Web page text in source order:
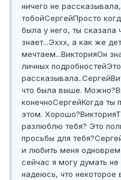
ничего не
тобойСергейПросто
была у него, ты сказала
знает...Эххх, а как же
мечтаем...ВикторияОн
личных подробностей
рассказывала..Сергей
что была выше. Можно?
конечноСергейКогда ты
этом. Хорошо?Виктория
разлюблю тебя? Это
просьбы для тебя?
и любить меня
сейчас я могу думать
надеюсь, что некоторое